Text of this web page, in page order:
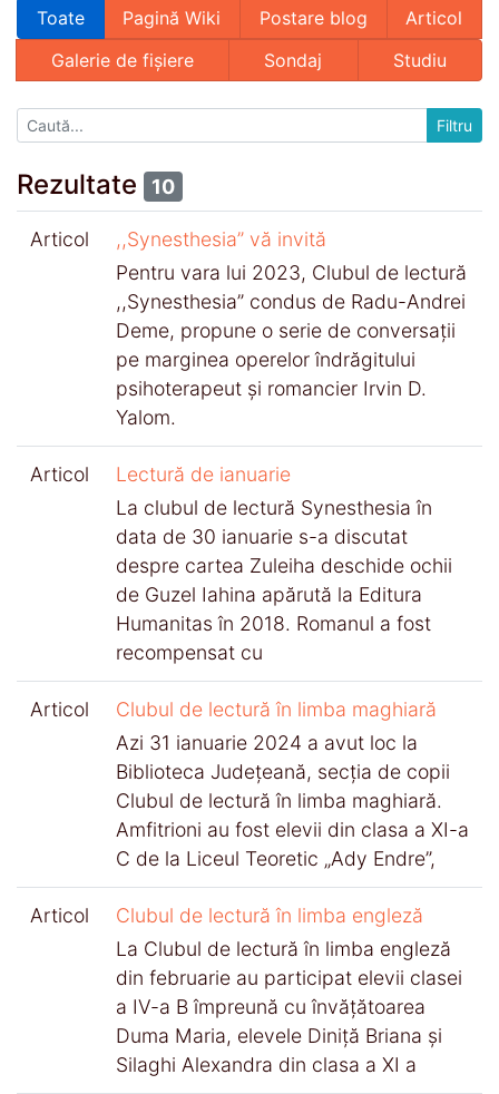
Toate Pagină Wiki Postare blog
Articol
Galerie de fișiere
Sondaj Studiu
Rezultate 10
Articol
,,Synesthesia” vă invită
Pentru vara lui 2023, Clubul de lectură
,,Synesthesia” condus de Radu-Andrei
Deme, propune o serie de conversaţii
pe marginea operelor îndrăgitului
psihoterapeut şi romancier Irvin D.
Yalom.
Articol
Lectură de ianuarie
La clubul de lectură Synesthesia în
data de 30 ianuarie s-a discutat
despre cartea Zuleiha deschide ochii
de Guzel Iahina apărută la Editura
Humanitas în 2018. Romanul a fost
recompensat cu
Articol
Clubul de lectură în limba maghiară
Azi 31 ianuarie 2024 a avut loc la
Biblioteca Județeană, secția de copii
Clubul de lectură în limba maghiară.
Amfitrioni au fost elevii din clasa a XI-a
C de la Liceul Teoretic „Ady Endre”,
Articol
Clubul de lectură în limba engleză
La Clubul de lectură în limba engleză
din februarie au participat elevii clasei
a IV-a B împreună cu învățătoarea
Duma Maria, elevele Diniță Briana și
Silaghi Alexandra din clasa a XI a